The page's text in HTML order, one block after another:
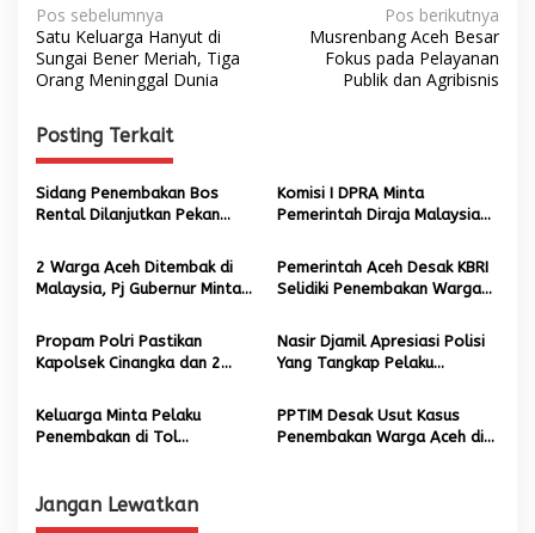
N
a
v
i
g
a
s
i
p
s
Pos sebelumnya
Satu Keluarga Hanyut di
Sungai Bener Meriah, Tiga
Orang Meninggal Dunia
Pos berikutnya
Musrenbang Aceh Besar
Fokus pada Pelayanan
Publik dan Agribisnis
Posting Terkait
Sidang Penembakan Bos
Rental Dilanjutkan Pekan
Lima Saksi
Komisi I DPRA Minta
Pemerintah Diraja Malaysia
Warga Aceh
2 Warga Aceh Ditembak di
Malaysia, Pj Gubernur Minta
Pendampingan dan Biayai
Perawatan
Pemerintah Aceh Desak KBRI
Selidiki Penembakan Warga
Propam Polri Pastikan
Kapolsek Cinangka dan 2
Penembakan Bos Rental
Mobil
Nasir Djamil Apresiasi Polisi
Yang Tangkap Pelaku
Keluarga Minta Pelaku
Penembakan di Tol
PPTIM Desak Usut Kasus
Penembakan Warga Aceh di
Jangan Lewatkan